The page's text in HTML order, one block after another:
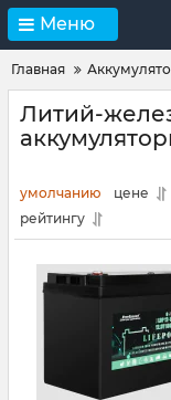
Меню
Главная
Литий-
умолчанию цене
рейтингу